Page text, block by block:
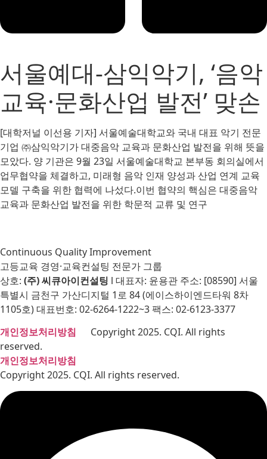
서울예대-삼익악기, ‘음악
교육·문화산업 발전’ 맞손
[대학저널 이선용 기자] 서울예술대학교와 국내 대표 악기 전문
기업 ㈜삼익악기가 대중음악 교육과 문화산업 발전을 위해 뜻을
모았다. 양 기관은 9월 23일 서울예술대학교 본부동 회의실에서
업무협약을 체결하고, 미래형 음악 인재 양성과 산업 연계 교육
모델 구축을 위한 협력에 나섰다.이번 협약의 핵심은 대중음악
교육과 문화산업 발전을 위한 학문적 교류 및 연구
Continuous Quality Improvement
고등교육 경영·교육컨설팅 전문가 그룹
상호: (주) 씨큐아이컨설팅 l 대표자: 윤용관 주소: [08590] 서울
특별시 금천구 가산디지털 1로 84 (에이스하이엔드타워 8차
1105호) 대표번호: 02-6264-1222~3 팩스: 02-6123-3377
개인정보처리방침 Copyright 2025. CQI. All rights
reserved.
개인정보처리방침
Copyright 2025. CQI. All rights reserved.